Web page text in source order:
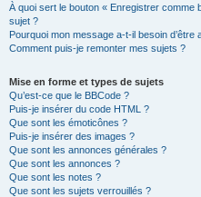
À quoi sert le bouton « Enregistrer comme
sujet ?
Pourquoi mon message a-t-il besoin d’être
Comment puis-je remonter mes sujets ?
Mise en forme et types de sujets
Qu’est-ce que le BBCode ?
Puis-je insérer du code HTML ?
Que sont les émoticônes ?
Puis-je insérer des images ?
Que sont les annonces générales ?
Que sont les annonces ?
Que sont les notes ?
Que sont les sujets verrouillés ?